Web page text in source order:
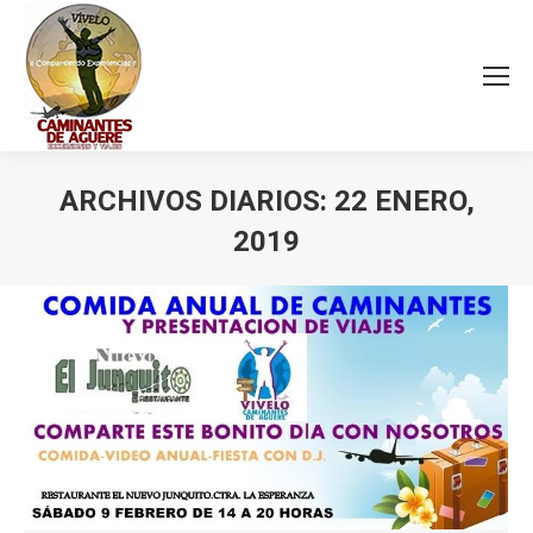
ARCHIVOS DIARIOS: 22 ENERO,
2019